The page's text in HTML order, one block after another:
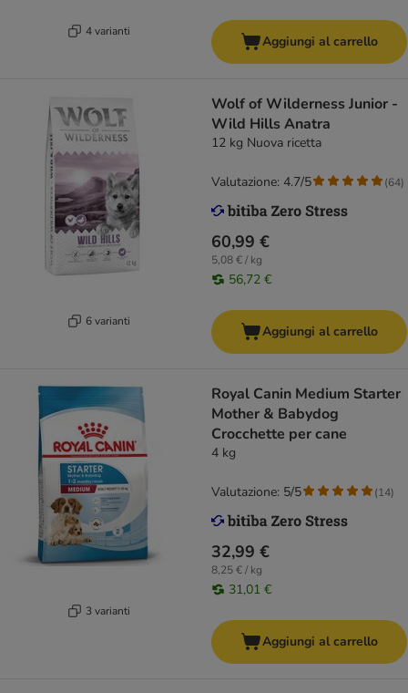
4 varianti
Aggiungi al carrello
6 varianti
Wolf of Wilderness Junior -
Wild Hills Anatra
12 kg Nuova ricetta
60,99 €
5,08 € / kg
56,72 €
Valutazione: 4.7/5 (64)
Aggiungi al carrello
3 varianti
Royal Canin Medium Starter
Mother & Babydog
Crocchette per cane
4 kg
32,99 €
8,25 € / kg
31,01 €
Valutazione: 5/5 (14)
Aggiungi al carrello